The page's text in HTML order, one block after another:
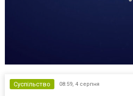
Суспільство 08:59, 4 серпня